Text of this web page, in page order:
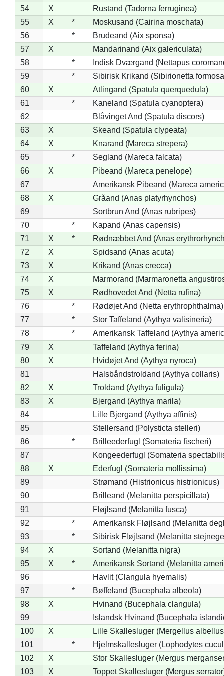
54
X
Rustand (Tadorna ferruginea)
55
X *
Moskusand (Cairina moschata)
56
*
Brudeand (Aix sponsa)
57
X
Mandarinand (Aix galericulata)
58
*
Indisk Dværgand (Nettapus
59
*
Sibirisk Krikand (Sibirionetta
60
X
Atlingand (Spatula querquedula)
61
*
Kaneland (Spatula cyanoptera)
62
Blåvinget And (Spatula discors)
63
X
Skeand (Spatula clypeata)
64
X
Knarand (Mareca strepera)
65
*
Segland (Mareca falcata)
66
X
Pibeand (Mareca penelope)
67
Amerikansk Pibeand (Mareca
68
X
Gråand (Anas platyrhynchos)
69
Sortbrun And (Anas rubripes)
70
*
Kapand (Anas capensis)
71
X *
Rødnæbbet And (Anas
72
X
Spidsand (Anas acuta)
73
X
Krikand (Anas crecca)
74
X
Marmorand (Marmaronetta
75
X
Rødhovedet And (Netta rufina)
76
*
Rødøjet And (Netta erythrophthalma)
77
*
Stor Taffeland (Aythya valisineria)
78
*
Amerikansk Taffeland (Aythya
79
X
Taffeland (Aythya ferina)
80
X
Hvidøjet And (Aythya nyroca)
81
Halsbåndstroldand (Aythya collaris)
82
X
Troldand (Aythya fuligula)
83
X
Bjergand (Aythya marila)
84
Lille Bjergand (Aythya affinis)
85
Stellersand (Polysticta stelleri)
86
*
Brilleederfugl (Somateria fischeri)
87
Kongeederfugl (Somateria
88
X
Ederfugl (Somateria mollissima)
89
Strømand (Histrionicus histrionicus)
90
Brilleand (Melanitta perspicillata)
91
Fløjlsand (Melanitta fusca)
92
*
Amerikansk Fløjlsand (Melanitta
93
*
Sibirisk Fløjlsand (Melanitta
94
X
Sortand (Melanitta nigra)
95
X *
Amerikansk Sortand (Melanitta
96
Havlit (Clangula hyemalis)
97
*
Bøffeland (Bucephala albeola)
98
X
Hvinand (Bucephala clangula)
99
Islandsk Hvinand (Bucephala
100
X
Lille Skallesluger (Mergellus
101
*
Hjelmskallesluger (Lophodytes
102
X
Stor Skallesluger (Mergus
103
X Toppet Skallesluger (Mergus